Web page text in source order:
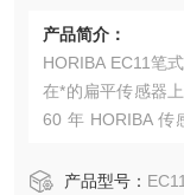
产品简介：
HORIBA EC11笔
在*的扁平传感器
60 年 HORIBA 传
O3-、Ca2+）、以
产品型号： EC11